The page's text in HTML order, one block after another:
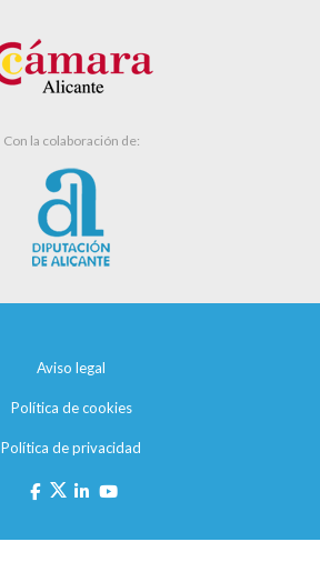
Con la colaboración de:
Aviso legal
Política de cookies
Política de privacidad